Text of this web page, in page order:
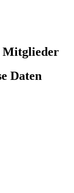
Mitglieder
Daten